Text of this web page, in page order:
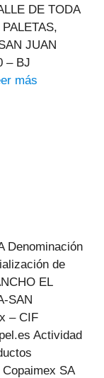
DE TODA
JUAN
– BJ
más
Denominación
de
EL
SAN
– CIF
Actividad
SA